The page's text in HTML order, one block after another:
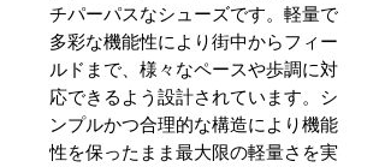
チパーパスなシューズです。軽量で
多彩な機能性により街中からフィー
ルドまで、様々なペースや歩調に対
応できるよう設計されています。シ
ンプルかつ合理的な構造により機能
性を保ったまま最大限の軽量さを実